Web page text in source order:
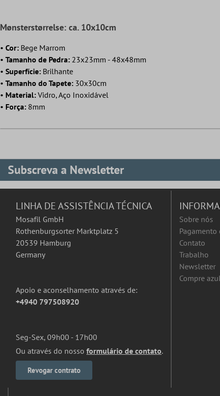
Mønsterstørrelse: ca. 10x10cm
• Cor: Bege Marrom
• Tamanho de Pedra: 23x23mm - 48x48mm
• Superfície: Brilhante
• Tamanho do Tapete: 30x30cm
• Material: Vidro, Aço Inoxidável
• Força: 8mm
Subscreva a Newsletter
LINHA DE ASSISTÊNCIA TÉCNICA
Mosafil GmbH
Rothenburgsorter Marktplatz 5
20539 Hamburg
Germany
Apoio e aconselhamento através de:
+4940 797508920
Seg-Sex, 09h00 - 17h00
Ou através do nosso formulário de contato.
Revogar contrato
Sobre nós
Pagamento
Contato
Trabalho
Newsletter
Compre